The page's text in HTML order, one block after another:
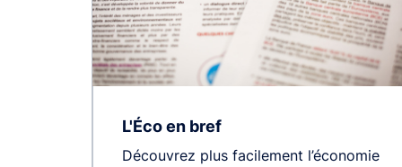
L'Éco en bref
Découvrez plus facilement l’économie